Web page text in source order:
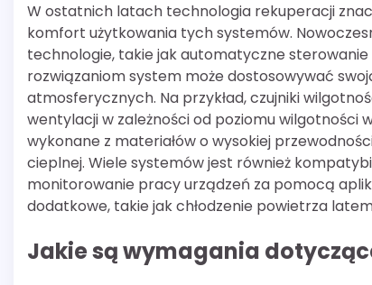
W ostatnich latach technologia rekuperacji
komfort użytkowania tych systemów.
technologie, takie jak automatyczne
rozwiązaniom system może dostosowywać
atmosferycznych. Na przykład, czujniki
wentylacji w zależności od poziomu wilgotności
wykonane z materiałów o wysokiej
cieplnej. Wiele systemów jest również
monitorowanie pracy urządzeń za pomocą
dodatkowe, takie jak chłodzenie powietrza
Jakie są wymagania